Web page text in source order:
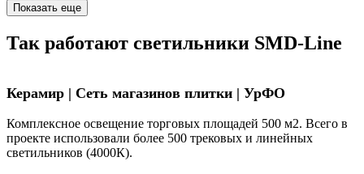
Показать еще
Так работают светильники SMD-Line
Керамир | Сеть магазинов плитки | УрФО
Комплексное освещение торговых площадей 500 м2. Всего в
проекте использовали более 500 трековых и линейных
светильников (4000К).